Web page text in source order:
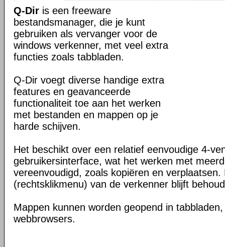
Q-Dir is een freeware
bestandsmanager, die je kunt
gebruiken als vervanger voor de
windows verkenner, met veel extra
functies zoals tabbladen.
Q-Dir voegt diverse handige extra
features en geavanceerde
functionaliteit toe aan het werken
met bestanden en mappen op je
harde schijven.
Het beschikt over een relatief eenvoudige 4-
gebruikersinterface, wat het werken met
vereenvoudigd, zoals kopiëren en
(rechtsklikmenu) van de verkenner blijft
Mappen kunnen worden geopend in
webbrowsers.